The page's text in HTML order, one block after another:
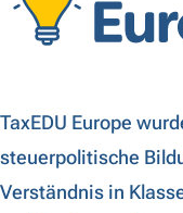
TaxEDU Europe
steuerpolitische
Verständnis in